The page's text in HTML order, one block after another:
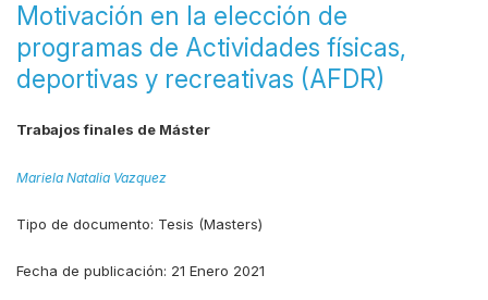
Motivación en la elección de
programas de Actividades físicas,
deportivas y recreativas (AFDR)
Trabajos finales de Máster
Mariela Natalia Vazquez
Tipo de documento: Tesis (Masters)
Fecha de publicación: 21 Enero 2021